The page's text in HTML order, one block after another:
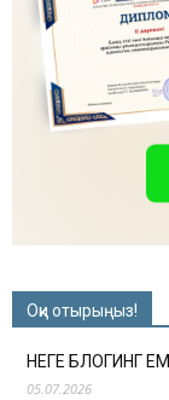
Оқи отырыңыз!
НЕГЕ БЛОГИНГ
05.07.2026